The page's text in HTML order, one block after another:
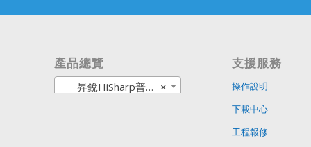
產品總覽
×
昇銳HiSharp普銷商品
支援服務
操作說明
下載中心
工程報修